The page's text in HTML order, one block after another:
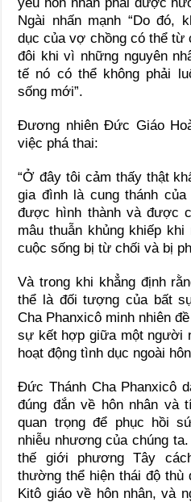
Ngài nhấn mạnh “Do đó,
dục của vợ chồng có thể từ
đôi khi vì những nguyên
tế nó có thể không phải
sống mới”.
Đương nhiên Đức Giáo
việc phá thai:
“Ở đây tôi cảm thấy thật
gia đình là cung thánh
được hình thành và được
mâu thuẫn khủng khiếp
cuộc sống bị từ chối và bị
Và trong khi khẳng định
thể là đối tượng của bất
Cha Phanxicô minh nhiên
sự kết hợp giữa một người
hoạt động tình dục ngoài
Đức Thánh Cha Phanxicô
đúng đắn về hôn nhân và
quan trọng để phục hồi
nhiễu nhương của chúng
thế giới phương Tây
thường thể hiện thái độ
Kitô giáo về hôn nhân, và